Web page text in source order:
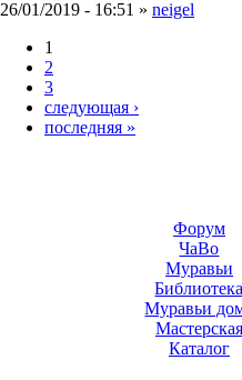
26/01/2019 - 16:51 » neigel
1
2
3
следующая ›
последняя »
Форум
ЧаВо
Муравьи
Муравьи
Мастерская
Каталог